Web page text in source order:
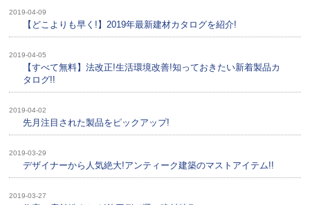
2019-04-09
【どこよりも早く!】2019年最新建材カタログを紹介!
2019-04-05
【すべて無料】法改正!生活環境改善!知っておきたい新着製品カ
タログ!!
2019-04-02
先月注目された製品をピックアップ!
2019-03-29
デザイナーから人気絶大!アンティーク建築のマストアイテム!!
2019-03-27